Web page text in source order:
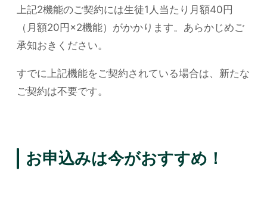
上記2機能のご契約には生徒1人当たり月額40円
（月額20円×2機能）がかかります。あらかじめご
承知おきください。
すでに上記機能をご契約されている場合は、新たな
ご契約は不要です。
お申込みは今がおすすめ！